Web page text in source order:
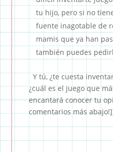
tu hijo, pero si no
fuente inagotable de
mamis que ya han
también puedes
Y tú, ¿te cuesta
¿cuál es el juego que
encantará conocer tu
comentarios más